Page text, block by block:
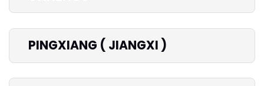
PINGXIANG ( JIANGXI )